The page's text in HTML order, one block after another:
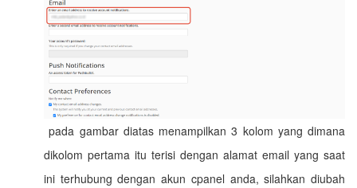
pada gambar diatas menampilkan 3 kolom yang dimana
dikolom pertama itu terisi dengan alamat email yang saat
ini terhubung dengan akun cpanel anda, silahkan diubah